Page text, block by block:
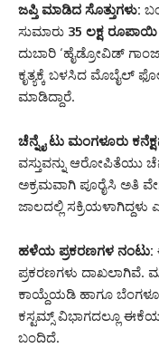
ಜಪ್ತಿ ಮಾಡಿದ ಸೊತ್ತುಗಳು:
ಸುಮಾರು 35 ಲಕ್ಷ ರೂಪಾಯಿ
ದುಬಾರಿ ‘ಹೈಡ್ರೋವಿಡ್
ಕೃತ್ಯಕ್ಕೆ ಬಳಸಿದ ಮೊಬೈಲ್
ಮಾಡಿದ್ದಾರೆ.
ಚೆನ್ನೈ ಟು ಮಂಗಳೂರು
ವಸ್ತುವನ್ನು ಆರೋಪಿತೆಯು
ಅಕ್ರಮವಾಗಿ ಪೂರೈಸಿ ಅತಿ
ಜಾಲದಲ್ಲಿ
ಹಳೆಯ ಪ್ರಕರಣಗಳ ನಂಟು:
ಪ್ರಕರಣಗಳು
ಕಾಯ್ದೆಯಡಿ ಹಾಗೂ
ಕಸ್ಟಮ್ಸ್ ವಿಭಾಗದಲ್ಲೂ ಈಕೆಯ
ಬಂದಿದೆ.